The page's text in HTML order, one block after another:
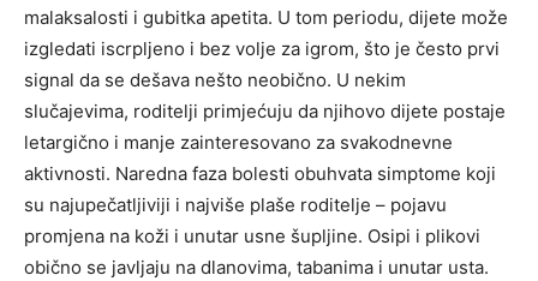
malaksalosti i gubitka apetita. U tom periodu, dijete može
izgledati iscrpljeno i bez volje za igrom, što je često prvi
signal da se dešava nešto neobično. U nekim
slučajevima, roditelji primjećuju da njihovo dijete postaje
letargično i manje zainteresovano za svakodnevne
aktivnosti. Naredna faza bolesti obuhvata simptome koji
su najupečatljiviji i najviše plaše roditelje – pojavu
promjena na koži i unutar usne šupljine. Osipi i plikovi
obično se javljaju na dlanovima, tabanima i unutar usta.